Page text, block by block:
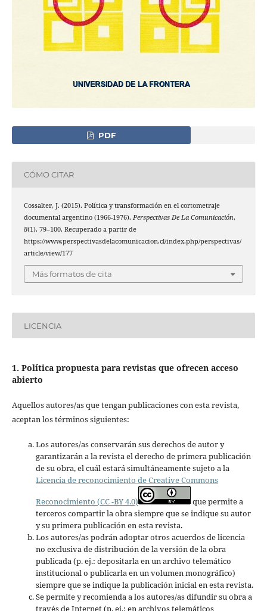
PDF
CÓMO CITAR
Cossalter, J. (2015). Política y transformación en el cortometraje
documental argentino (1966-1976). Perspectivas De La Comunicación,
8(1), 79–100. Recuperado a partir de
https://www.perspectivasdelacomunicacion.cl/index.php/perspectivas/
article/view/177
Más formatos de cita
LICENCIA
1. Política propuesta para revistas que ofrecen acceso
abierto
Aquellos autores/as que tengan publicaciones con esta revista,
aceptan los términos siguientes:
Los autores/as conservarán sus derechos de autor y
garantizarán a la revista el derecho de primera publicación
de su obra, el cuál estará simultáneamente sujeto a la
Licencia de reconocimiento de Creative Commons
Reconocimiento (CC -BY 4.0)
que permite a
terceros compartir la obra siempre que se indique su autor
y su primera publicación en esta revista.
Los autores/as podrán adoptar otros acuerdos de licencia
no exclusiva de distribución de la versión de la obra
publicada (p. ej.: depositarla en un archivo telemático
institucional o publicarla en un volumen monográfico)
siempre que se indique la publicación inicial en esta revista.
Se permite y recomienda a los autores/as difundir su obra a
través de Internet (p. ej.: en archivos telemáticos